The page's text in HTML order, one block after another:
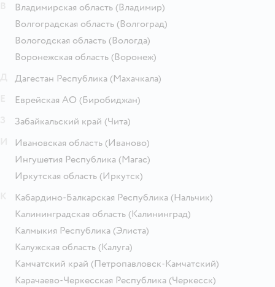
Владимирская область (Владимир)
Волгоградская область (Волгоград)
Вологодская область (Вологда)
Воронежская область (Воронеж)
Дагестан Республика (Махачкала)
Еврейская АО (Биробиджан)
Забайкальский край (Чита)
Ивановская область (Иваново)
Ингушетия Республика (Магас)
Иркутская область (Иркутск)
Кабардино-Балкарская Республика (Нальчик)
Калининградская область (Калининград)
Калмыкия Республика (Элиста)
Калужская область (Калуга)
Камчатский край (Петропавловск-Камчатский)
Карачаево-Черкесская Республика (Черкесск)